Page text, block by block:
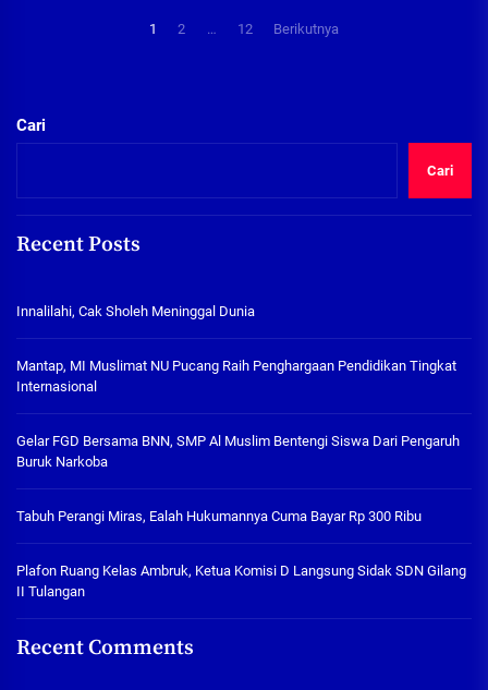
1 2 … 12 Berikutnya
Cari
Cari
Recent Posts
Innalilahi, Cak Sholeh Meninggal Dunia
Mantap, MI Muslimat NU Pucang Raih Penghargaan Pendidikan Tingkat
Internasional
Gelar FGD Bersama BNN, SMP Al Muslim Bentengi Siswa Dari Pengaruh
Buruk Narkoba
Tabuh Perangi Miras, Ealah Hukumannya Cuma Bayar Rp 300 Ribu
Plafon Ruang Kelas Ambruk, Ketua Komisi D Langsung Sidak SDN Gilang
II Tulangan
Recent Comments